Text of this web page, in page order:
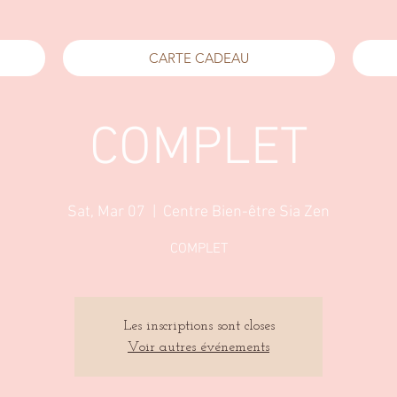
CARTE CADEAU
COMPLET
Sat, Mar 07 Centre Bien-être Sia Zen
COMPLET
Les inscriptions sont closes
Voir autres événements